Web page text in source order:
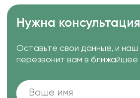
Нужна
Оставьте свои данные, и
перезвонит вам в ближайшее